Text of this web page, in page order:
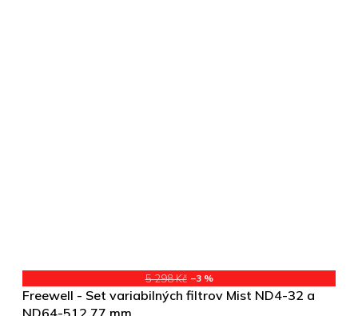
5 298 Kč –3 %
Freewell - Set variabilných filtrov Mist ND4-32 a
ND64-512 77 mm